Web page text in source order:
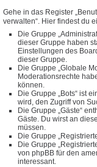
Gehe in das Register
verwalten“. Hier findest du
Die Gruppe
dieser Gruppe haben
Einstellungen des
dieser Gruppe.
Die Gruppe „Globale
Moderationsrechte
können.
Die Gruppe „Bots“ ist
wird, den Zugriff von
Die Gruppe „Gäste“
Gäste. Du wirst an
müssen.
Die Gruppe
Die Gruppe
von phpBB für den
interessant.